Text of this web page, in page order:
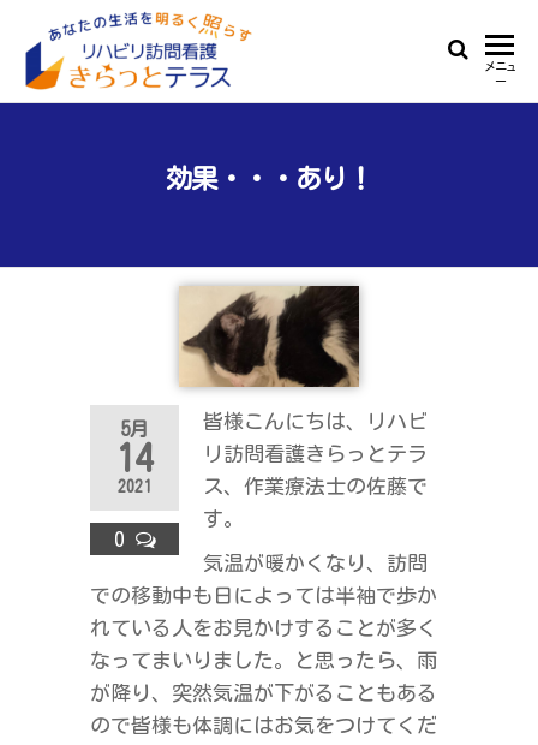
the
ハ
リ
問
看
護
き
ら
っ
と
ラ
ス
く
照
ら
す
メニュ
ー
効果・・・あり！
5月
14
2021
0
皆様こんにちは、リハビ
リ訪問看護きらっとテラ
ス、作業療法士の佐藤で
す。
気温が暖かくなり、訪問
での移動中も日によっては半袖で歩か
れている人をお見かけすることが多く
なってまいりました。と思ったら、雨
が降り、突然気温が下がることもある
ので皆様も体調にはお気をつけてくだ